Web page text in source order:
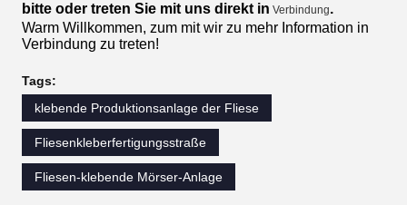
bitte oder treten Sie mit uns direkt in Verbindung.
Warm Willkommen, zum mit wir zu mehr Information in
Verbindung zu treten!
Tags:
klebende Produktionsanlage der Fliese
Fliesenkleberfertigungsstraße
Fliesen-klebende Mörser-Anlage